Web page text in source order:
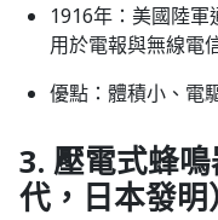
1916年：美國陸軍
用於電報與無線電
優點：體積小、電
3. 壓電式蜂
代，日本發明）